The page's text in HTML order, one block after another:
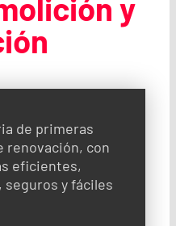
y
de primeras
renovación, con
eficientes,
y fáciles